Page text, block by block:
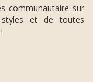
communautaire sur
et de toutes